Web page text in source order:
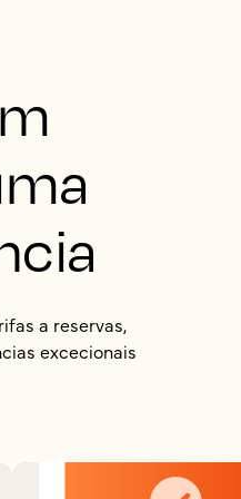
a reservas,
excecionais